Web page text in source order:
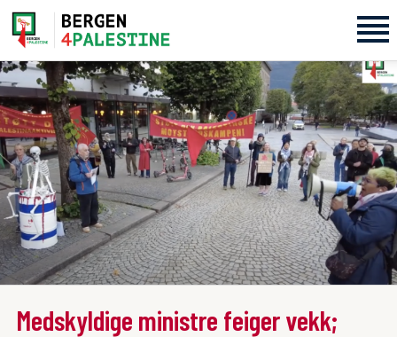
Medskyldige ministre feiger vekk;
Home
Aktiviteter
Bli med på laget!
Om oss